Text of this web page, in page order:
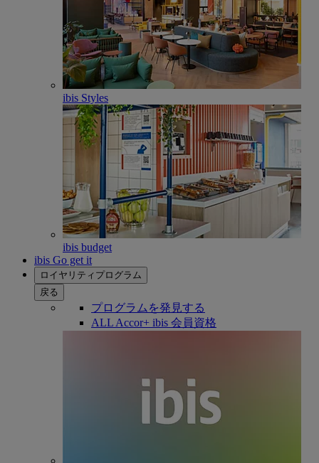
ibis Styles
ibis budget
ibis Go get it
ロイヤリティプログラム
戻る
プログラムを発見する
ALL Accor+ ibis 会員資格